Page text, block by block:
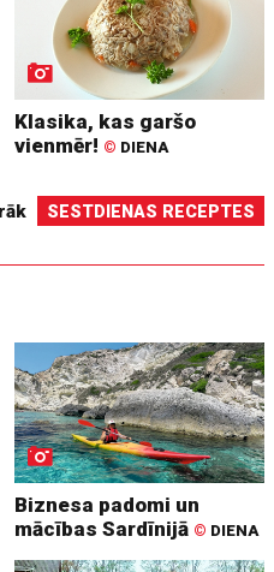
Klasika, kas garšo
vienmēr! © DIENA
SESTDIENAS RECEPTES
Biznesa padomi un
mācības Sardīnijā © DIENA